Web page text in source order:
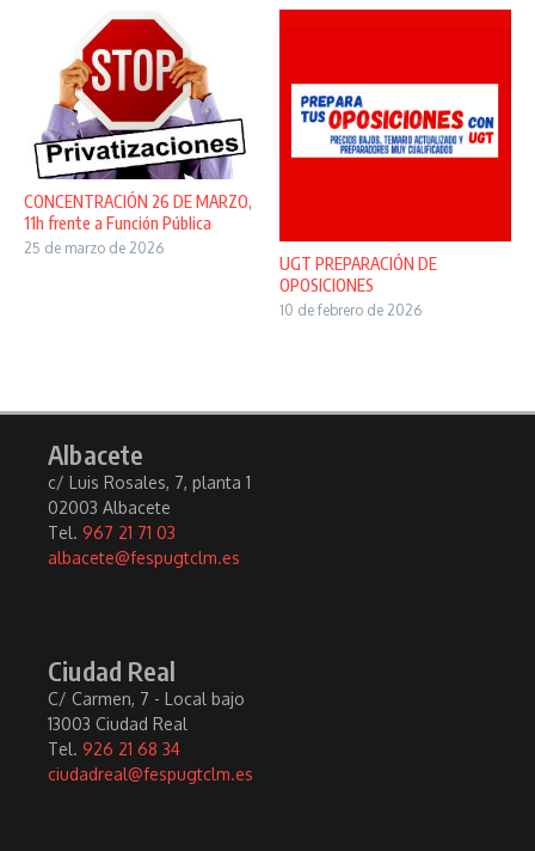
CONCENTRACIÓN 26 DE MARZO,
11h frente a Función Pública
25 de marzo de 2026
UGT PREPARACIÓN DE
OPOSICIONES
10 de febrero de 2026
Albacete
c/ Luis Rosales, 7, planta 1
02003 Albacete
Tel. 967 21 71 03
albacete@fespugtclm.es
Ciudad Real
C/ Carmen, 7 - Local bajo
13003 Ciudad Real
Tel. 926 21 68 34
ciudadreal@fespugtclm.es